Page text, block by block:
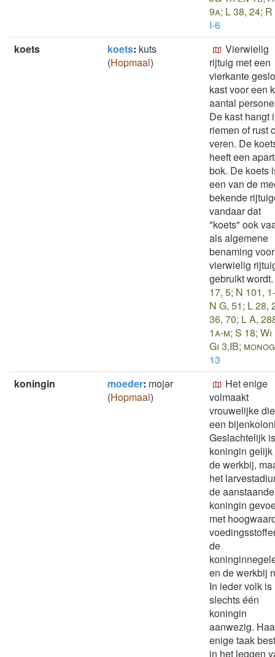
9a; L 38, 24;
I-6
koets
koets: kuts
(Hopmaal)
Vierwielig
rijtuig met een
vierkante
kast voor een
aantal
De kast hangt
riemen of rust
veren. De
heeft een
bok. De koets
een van de
bekende
vandaar dat
"koets" ook
als algemene
benaming
vierwielig
gebruikt wordt.
17, 5; N 101,
N G, 51; L 28,
36, 70; L A,
1a-m; S 18; Wi
Gi 3,IB;
13
koningin
moeder: mojǝr
(Hopmaal)
Het enige
volmaakt
vrouwelijke
een
Geslachtelijk
koningin gelijk
de werkbij,
het
de aanstaande
koningin
met
de
en de werkbij
In ieder volk is
slechts één
koningin
aanwezig.
enige taak
in het leggen